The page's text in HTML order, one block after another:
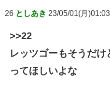
26 としあき 23/05/01(月
>>22
レッツゴーもそうだ
ってほしいよな